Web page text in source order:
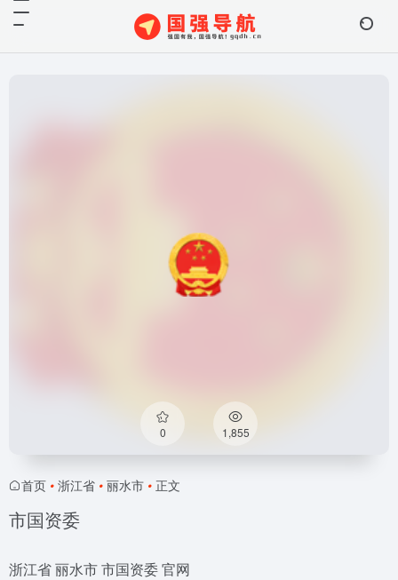
0 1,855
首页 • 浙江省 • 丽水市 • 正文
市国资委
浙江省 丽水市 市国资委 官网